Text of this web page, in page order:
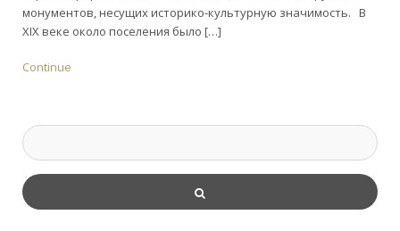
монументов, несущих историко-культурную значимость. В
XIX веке около поселения было […]
Continue